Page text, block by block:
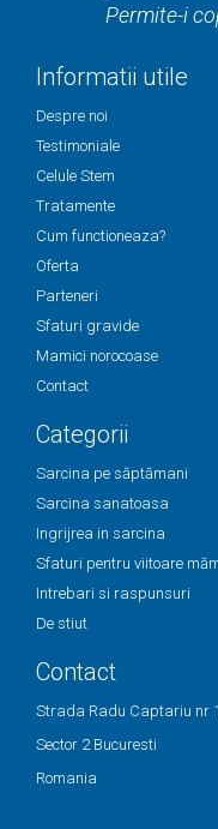
Permite-i
Informatii utile
Despre noi
Testimoniale
Celule Stem
Tratamente
Cum functioneaza?
Oferta
Parteneri
Sfaturi gravide
Mamici norocoase
Contact
Categorii
Sarcina pe săptămani
Sarcina sanatoasa
Ingrijrea in sarcina
Sfaturi pentru viitoare
Intrebari si raspunsuri
De stiut
Contact
Strada Radu Captariu nr
Sector 2 Bucuresti
Romania